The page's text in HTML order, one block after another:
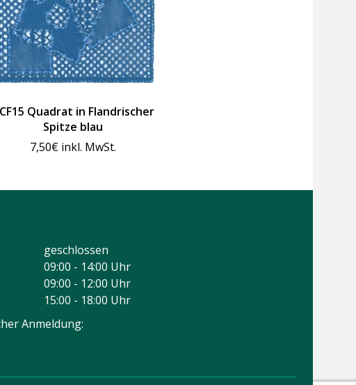
Quadrat in Flandrischer
Spitze blau
7,50€ inkl. MwSt.
geschlossen
09:00 - 14:00 Uhr
09:00 - 12:00 Uhr
15:00 - 18:00 Uhr
Anmeldung: